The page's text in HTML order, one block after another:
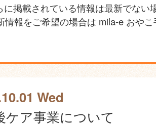
に掲載されている情報は最新でない
情報をご希望の場合は mila-e おや
Wed
ケア事業について